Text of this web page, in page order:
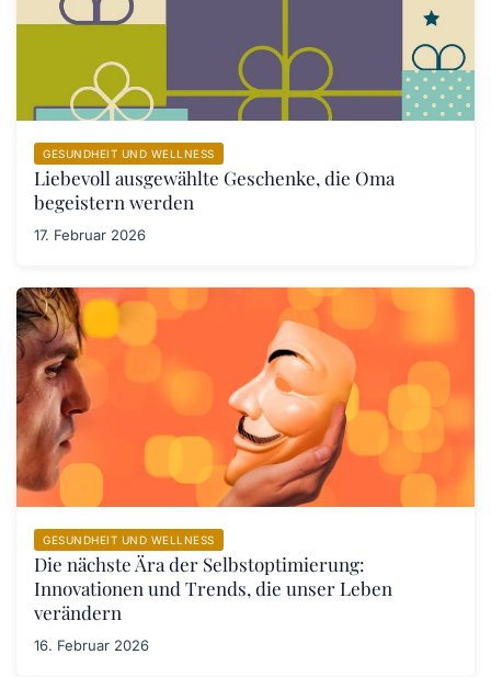
GESUNDHEIT UND WELLNESS
Liebevoll ausgewählte Geschenke, die Oma
begeistern werden
17. Februar 2026
GESUNDHEIT UND WELLNESS
Die nächste Ära der Selbstoptimierung:
Innovationen und Trends, die unser Leben
verändern
16. Februar 2026